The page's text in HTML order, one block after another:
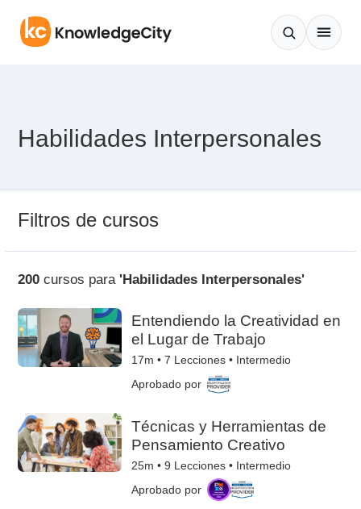
Habilidades Interpersonales
Filtros de cursos
200cursos para 'Habilidades Interpersonales'
Entendiendo la Creatividad en
el Lugar de Trabajo
17m •7 Lecciones • Intermedio
Aprobado por
Técnicas y Herramientas de
Pensamiento Creativo
25m •9 Lecciones • Intermedio
Aprobado por